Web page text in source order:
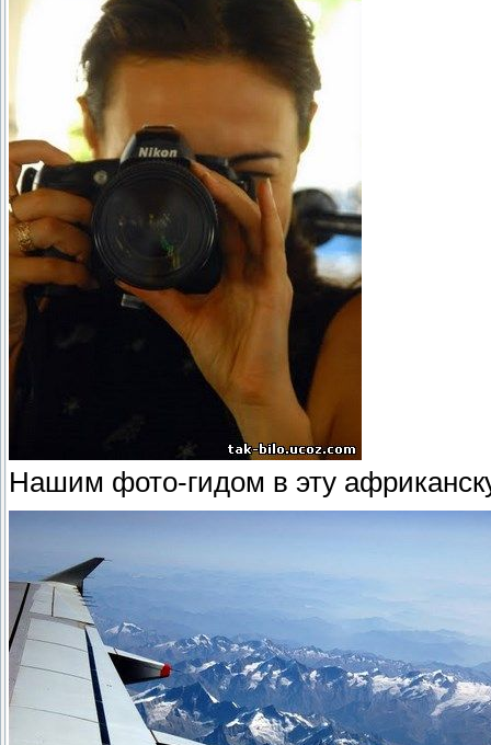
Нашим фото-гидом в эту